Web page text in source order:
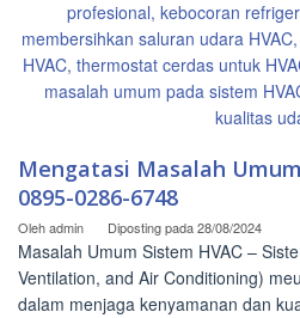
Mengatasi Masalah
0895-0286-6748
Olehadmin Diposting pada28/08/2024
Masalah Umum Sistem HVAC –
Ventilation, and Air Conditioning)
dalam menjaga kenyamanan dan